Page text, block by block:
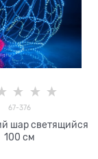
67-376
шар светящийся
100 см